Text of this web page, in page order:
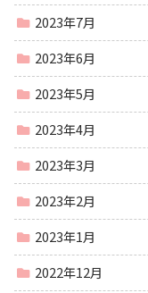
2023年7月
2023年6月
2023年5月
2023年4月
2023年3月
2023年2月
2023年1月
2022年12月